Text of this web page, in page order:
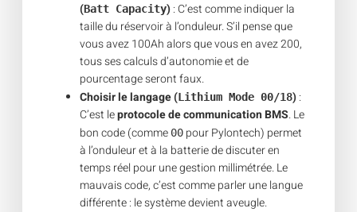
(Batt Capacity): C’est comme indiquer la
taille du réservoir à l’onduleur. S’il pense que
vous avez 100Ah alors que vous en avez 200,
tous ses calculs d’autonomie et de
pourcentage seront faux.
Choisir le langage (Lithium Mode 00/18):
C’est leprotocole de communication BMS. Le
bon code (comme 00 pour Pylontech) permet
à l’onduleur et à la batterie de discuter en
temps réel pour une gestion millimétrée. Le
mauvais code, c’est comme parler une langue
différente : le système devient aveugle.